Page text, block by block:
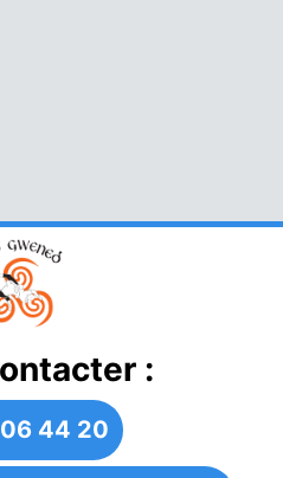
:
44 20